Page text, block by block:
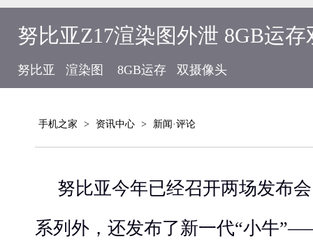
努比亚Z17渲染图外泄 8GB运
努比亚 渲染图 8GB运存 双摄像头
手机之家 > 资讯中心 > 新闻·评论
努比亚今年已经召开两场发布
系列外，还发布了新一代“小牛